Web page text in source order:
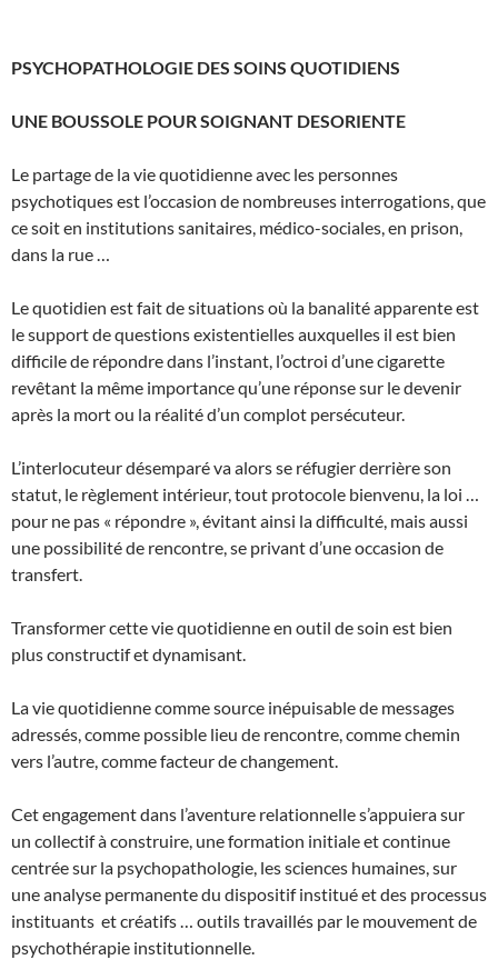
PSYCHOPATHOLOGIE DES SOINS QUOTIDIENS
UNE BOUSSOLE POUR SOIGNANT DESORIENTE
Le partage de la vie quotidienne avec les personnes
psychotiques est l’occasion de nombreuses interrogations, que
ce soit en institutions sanitaires, médico-sociales, en prison,
dans la rue …
Le quotidien est fait de situations où la banalité apparente est
le support de questions existentielles auxquelles il est bien
difficile de répondre dans l’instant, l’octroi d’une cigarette
revêtant la même importance qu’une réponse sur le devenir
après la mort ou la réalité d’un complot persécuteur.
L’interlocuteur désemparé va alors se réfugier derrière son
statut, le règlement intérieur, tout protocole bienvenu, la loi …
pour ne pas « répondre », évitant ainsi la difficulté, mais aussi
une possibilité de rencontre, se privant d’une occasion de
transfert.
Transformer cette vie quotidienne en outil de soin est bien
plus constructif et dynamisant.
La vie quotidienne comme source inépuisable de messages
adressés, comme possible lieu de rencontre, comme chemin
vers l’autre, comme facteur de changement.
Cet engagement dans l’aventure relationnelle s’appuiera sur
un collectif à construire, une formation initiale et continue
centrée sur la psychopathologie, les sciences humaines, sur
une analyse permanente du dispositif institué et des processus
instituants et créatifs … outils travaillés par le mouvement de
psychothérapie institutionnelle.